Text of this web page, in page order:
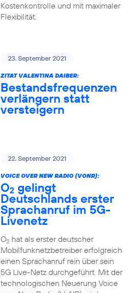
Kostenkontrolle und mit maximaler
Flexibilität.
23. September 2021
ZITAT VALENTINA DAIBER:
Bestandsfrequenzen
verlängern statt
versteigern
22. September 2021
VOICE OVER NEW RADIO (VONR):
O2 gelingt
Deutschlands erster
Sprachanruf im 5G-
Livenetz
O2hat als erster deutscher
Mobilfunknetzbetreiber erfolgreich
einen Sprachanruf rein über sein
5G Live-Netz durchgeführt. Mit der
technologischen Neuerung Voice